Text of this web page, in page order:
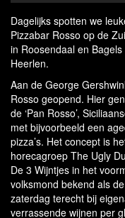
Dagelijks spotten we
Pizzabar Rosso op de
in Roosendaal en
Heerlen.
Aan de George
Rosso geopend. Hier
de ‘Pan Rosso’,
met bijvoorbeeld een
pizza’s. Het concept is
horecagroep The Ugly
De 3 Wijntjes in het
volksmond bekend als
zaterdag terecht bij
verrassende wijnen per